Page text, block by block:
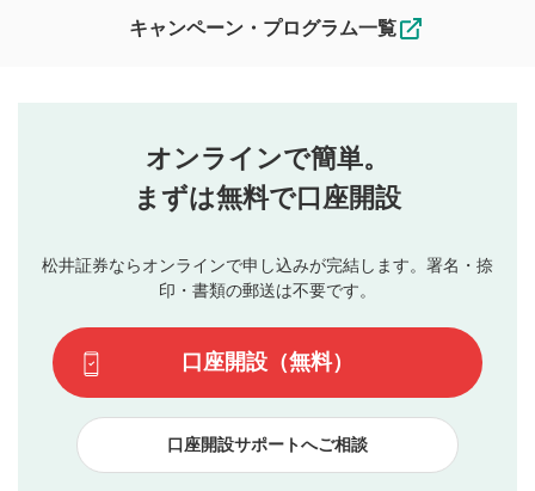
投稿するボタン
星で評価をすると投稿できます。（お名前とコメント
3
動画の評価
です）
なお、投稿をもって、本注意事項に同意されたものとみなし
行ってください。
当社は、利用者同士、もしくは利用者と第三者間のトラ
ブルによって生じた損害に対して一切の責任を負いませ
評価およびコメントは当社にて審査のうえ、掲載となり
ます。掲載されるまでに日数がかかる場合や掲載されない
てはお答えできません。各動画コンテンツへの掲載をもっ
て結果のご連絡といたします。ご了承ください。
下記の項目に該当すると判断された投稿内容は、掲載を
見合わせる場合がございます。
本動画コンテンツとは無関係の内容の投稿
他者への誹謗中傷や差別的表現投稿
キャンペーン・プログラム一覧
オンラインで簡単。
まずは無料で口座開設
松井証券ならオンラインで申し込みが完結します。署名・捺
印・書類の郵送は不要です。
口座開設（無料）
口座開設サポートへご相談